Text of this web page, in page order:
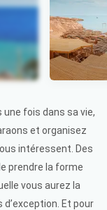
une fois dans sa vie,
et organisez
intéressent. Des
prendre la forme
vous aurez la
Et pour